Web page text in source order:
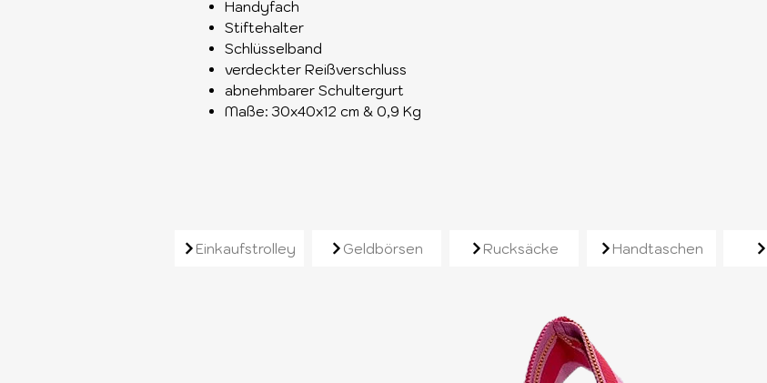
Handyfach
Stiftehalter
Schlüsselband
verdeckter Reißverschluss
abnehmbarer Schultergurt
Maße: 30x40x12 cm & 0,9 Kg
Ähnliche Produkte
Einkaufstrolley Geldbörsen Rucksäcke Handtaschen